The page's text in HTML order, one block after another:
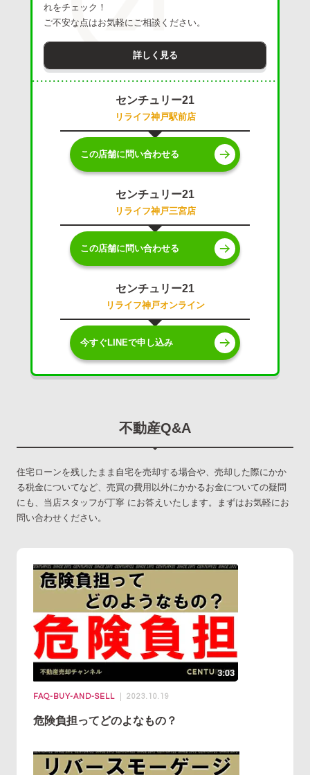
れをチェック！
ご不安な点はお気軽にご相談ください。
詳しく見る
センチュリー21
リライフ神戸駅前店
この店舗に問い合わせる
センチュリー21
リライフ神戸三宮店
この店舗に問い合わせる
センチュリー21
リライフ神戸オンライン
今すぐLINEで申し込み
不動産Q&A
住宅ローンを残したまま自宅を売却する場合や、売却した際にかか
る税金についてなど、売買の費用以外にかかるお金についての疑問
にも、当店スタッフが丁寧 にお答えいたします。まずはお気軽にお
問い合わせください。
FAQ-BUY-AND-SELL 2023.10.19
危険負担ってどのよなもの？